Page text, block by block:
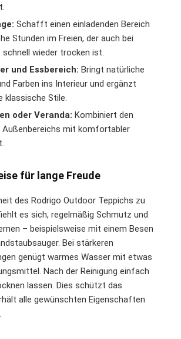
Schafft einen einladenden Bereich
Stunden im Freien, der auch bei
wieder trocken ist.
und Essbereich: Bringt natürliche
Farben ins Interieur und ergänzt
klassische Stile.
oder Veranda: Kombiniert den
Außenbereichs mit komfortabler
für lange Freude
des Rodrigo Outdoor Teppichs zu
es sich, regelmäßig Schmutz und
– beispielsweise mit einem Besen
Bei stärkeren
genügt warmes Wasser mit etwas
Nach der Reinigung einfach
lassen. Dies schützt das
alle gewünschten Eigenschaften